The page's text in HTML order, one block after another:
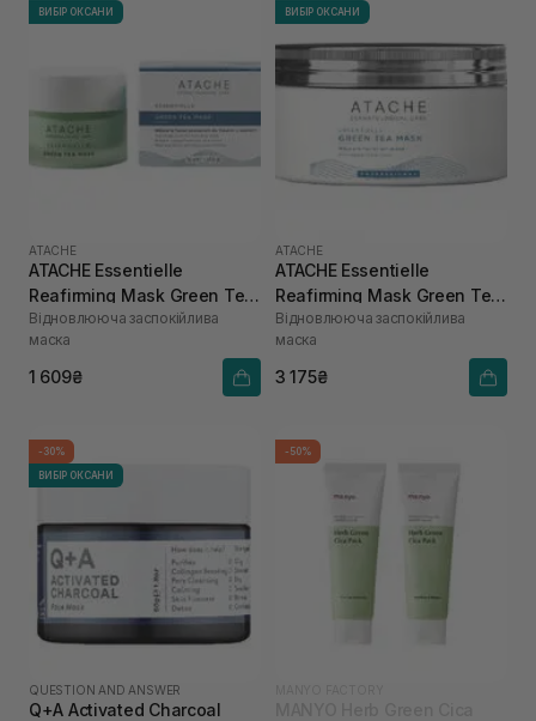
ВИБІР ОКСАНИ
ATACHE
ATACHE Essentielle
Reafirming Mask Green Tea
50 мл
Відновлююча заспокійлива
маска
1 609₴
ВИБІР ОКСАНИ
ATACHE
ATACHE Essentielle
Reafirming Mask Green Tea
200 мл
Відновлююча заспокійлива
маска
3 175₴
-30%
ВИБІР ОКСАНИ
QUESTION AND ANSWER
Q+A Activated Charcoal
-50%